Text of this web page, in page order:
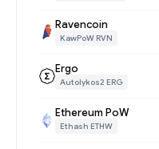
Ravencoin
KawPoW RVN
Ergo
Autolykos2 ERG
Ethereum PoW
Ethash ETHW